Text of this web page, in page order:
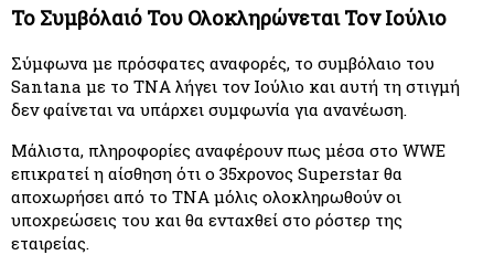
Το Συμβόλαιό Του Ολοκληρώνεται Τον Ιούλιο
Σύμφωνα με πρόσφατες αναφορές, το συμβόλαιο του
Santana με το TNA λήγει τον Ιούλιο και αυτή τη στιγμή
δεν φαίνεται να υπάρχει συμφωνία για ανανέωση.
Μάλιστα, πληροφορίες αναφέρουν πως μέσα στο WWE
επικρατεί η αίσθηση ότι ο 35χρονος Superstar θα
αποχωρήσει από το TNA μόλις ολοκληρωθούν οι
υποχρεώσεις του και θα ενταχθεί στο ρόστερ της
εταιρείας.